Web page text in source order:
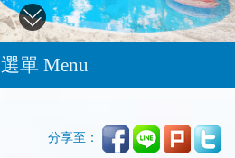
選單 Menu
分享至：